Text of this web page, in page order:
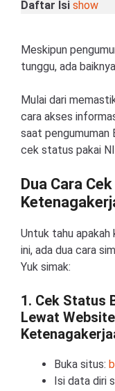
Daftar Isi show
Meskipun
tunggu, ada
Mulai dari
cara akses
saat pengumuman
cek status pakai
Dua Cara
Untuk tahu apakah
ini, ada dua cara
Yuk simak:
1. Cek Status
Lewat
Buka situs:
Isi data diri